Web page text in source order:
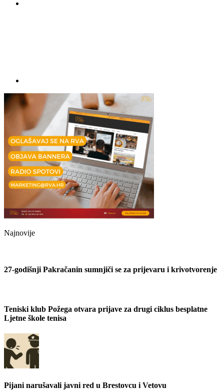
Najnovije
27-godišnji Pakračanin sumnjiči se za prijevaru i krivotvorenje
Teniski klub Požega otvara prijave za drugi ciklus besplatne
Ljetne škole tenisa
Pijani narušavali javni red u Brestovcu i Vetovu